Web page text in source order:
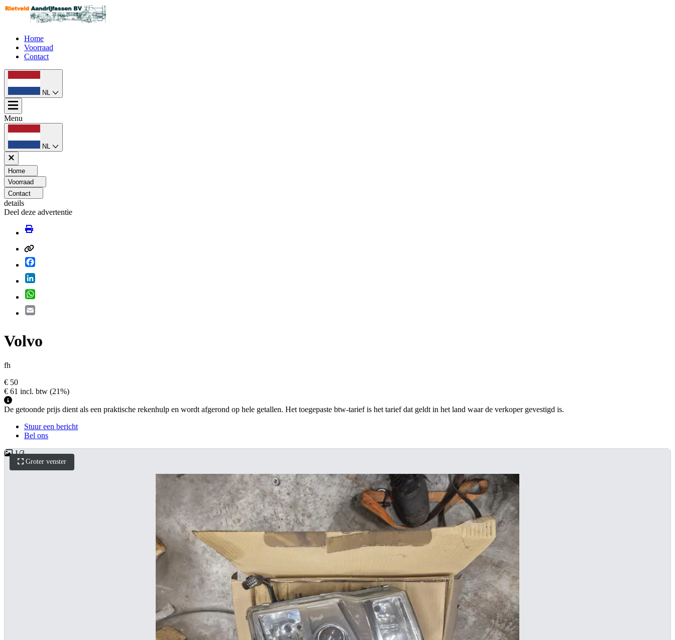
Home
Voorraad
Contact
NL
Menu
NL
Home
Voorraad
Contact
details
Deel deze advertentie
Volvo
fh
€ 50
€ 61 incl. btw (21%)
De getoonde prijs dient als een praktische rekenhulp en wordt afgerond op hele getallen. Het toegepaste btw-tarief is het tarief dat geldt in het land waar de verkoper gevestigd is.
Stuur een bericht
Bel ons
Groter venster
1/3